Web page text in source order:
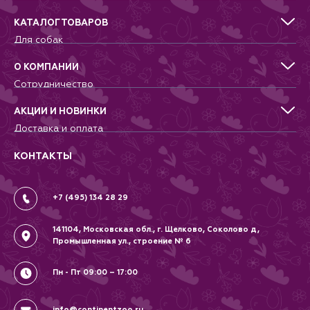
незаметно попасть в пруд с
дождевой водой (вредные
вещества, находящиеся в
окружающей среде, составные
части удобрений, гербициды,
пестициды).
КАТАЛОГ ТОВАРОВ
Для собак
Для кошек
Для грызунов
Для птиц
Аквариумистика, пруд, море
Террариумистика
О КОМПАНИИ
Сотрудничество
Питомникам
Добрые дела
Новости
Контакты
Вопрос-Ответ
АКЦИИ И НОВИНКИ
Доставка и оплата
Гарантии и возврат
Вакансии
Политика
Соглашение
КОНТАКТЫ
+7 (495) 134 28 29
141104, Московская обл., г. Щелково, Соколово д,
Промышленная ул., строение № 6
Пн - Пт 09:00 – 17:00